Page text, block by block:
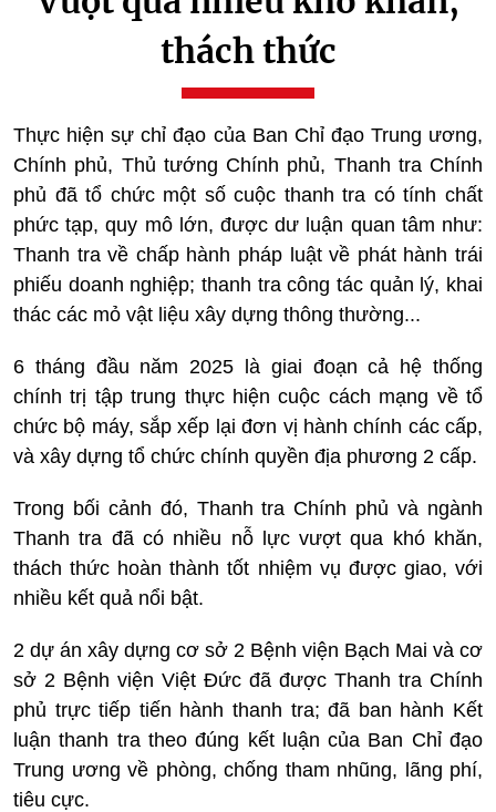
thách thức
Thực hiện sự chỉ đạo của Ban Chỉ đạo Trung ương,
Chính phủ, Thủ tướng Chính phủ, Thanh tra Chính
phủ đã tổ chức một số cuộc thanh tra có tính chất
phức tạp, quy mô lớn, được dư luận quan tâm như:
Thanh tra về chấp hành pháp luật về phát hành trái
phiếu doanh nghiệp; thanh tra công tác quản lý, khai
thác các mỏ vật liệu xây dựng thông thường...
6 tháng đầu năm 2025 là giai đoạn cả hệ thống
chính trị tập trung thực hiện cuộc cách mạng về tổ
chức bộ máy, sắp xếp lại đơn vị hành chính các cấp,
và xây dựng tổ chức chính quyền địa phương 2 cấp.
Trong bối cảnh đó, Thanh tra Chính phủ và ngành
Thanh tra đã có nhiều nỗ lực vượt qua khó khăn,
thách thức hoàn thành tốt nhiệm vụ được giao, với
nhiều kết quả nổi bật.
2 dự án xây dựng cơ sở 2 Bệnh viện Bạch Mai và cơ
sở 2 Bệnh viện Việt Đức đã được Thanh tra Chính
phủ trực tiếp tiến hành thanh tra; đã ban hành Kết
luận thanh tra theo đúng kết luận của Ban Chỉ đạo
Trung ương về phòng, chống tham nhũng, lãng phí,
tiêu cực.